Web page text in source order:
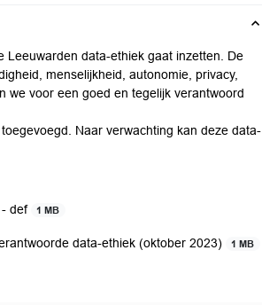
Leeuwarden data-ethiek gaat inzetten. De
menselijkheid, autonomie, privacy,
we voor een goed en tegelijk verantwoord
Naar verwachting kan deze data-
- def
1 MB
data-ethiek (oktober 2023) 1 MB